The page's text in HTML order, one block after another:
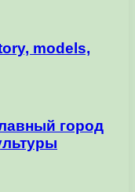
models,
город